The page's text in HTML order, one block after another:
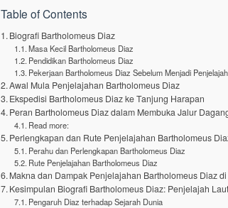
Table of Contents
Biografi Bartholomeus Diaz
Masa Kecil Bartholomeus Diaz
Pendidikan Bartholomeus Diaz
Pekerjaan Bartholomeus Diaz Sebelum Menjadi Penjelajah
Awal Mula Penjelajahan Bartholomeus Diaz
Ekspedisi Bartholomeus Diaz ke Tanjung Harapan
Peran Bartholomeus Diaz dalam Membuka Jalur
Read more:
Perlengkapan dan Rute Penjelajahan Bartholomeus
Perahu dan Perlengkapan Bartholomeus Diaz
Rute Penjelajahan Bartholomeus Diaz
Makna dan Dampak Penjelajahan Bartholomeus Diaz
Kesimpulan Biografi Bartholomeus Diaz: Penjelajah
Pengaruh Diaz terhadap Sejarah Dunia